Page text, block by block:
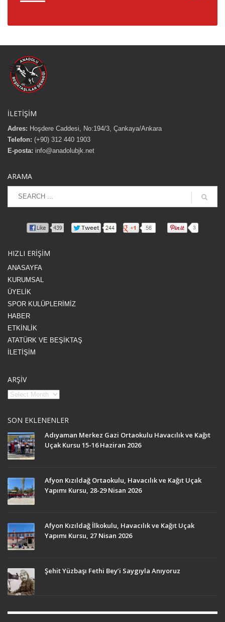
İLETİŞİM
Adres: Hoşdere Caddesi, No:194/3, Çankaya/Ankara
Telefon: (+90) 312 440 1903
E-posta: info@anadolubjk.net
ARAMA
HIZLI ERİŞİM
ANASAYFA
KURUMSAL
ÜYELİK
SPOR KULÜPLERİMİZ
HABER
ETKİNLİK
ATATÜRK VE BEŞİKTAŞ
İLETİŞİM
ARŞİV
SON EKLENENLER
Adıyaman Merkez Gazi Ortaokulu Havacılık ve Kağıt
Uçak Kursu 15-16 Haziran 2026
Afyon Kızıldağ Ortaokulu, Havacılık ve Kağıt Uçak
Yapımı Kursu, 28-29 Nisan 2026
Afyon Kızıldağ İlkokulu, Havacılık ve Kağıt Uçak
Yapımı Kursu, 27 Nisan 2026
Şehit Yüzbaşı Fethi Bey’i Saygıyla Anıyoruz